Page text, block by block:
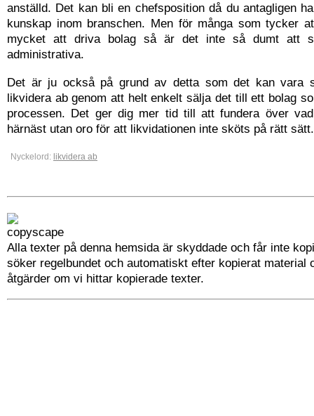
anställd. Det kan bli en chefsposition då du antagligen
kunskap inom branschen. Men för många som tycker
mycket att driva bolag så är det inte så dumt att
administrativa.
Det är ju också på grund av detta som det kan vara
likvidera ab genom att helt enkelt sälja det till ett bolag
processen. Det ger dig mer tid till att fundera över
härnäst utan oro för att likvidationen inte sköts på rätt sätt.
Nyckelord: likvidera ab
Alla texter på denna hemsida är skyddade och får inte
söker regelbundet och automatiskt efter kopierat material
åtgärder om vi hittar kopierade texter.